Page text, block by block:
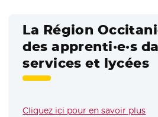
La Région
des apprenti·e·s
services et lycées
Cliquez ici pour en savoir plus